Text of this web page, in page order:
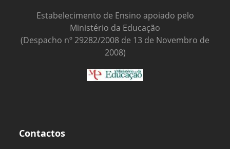
Estabelecimento de Ensino apoiado pelo
Ministério da Educação
(Despacho nº 29282/2008 de 13 de Novembro de
2008)
Contactos